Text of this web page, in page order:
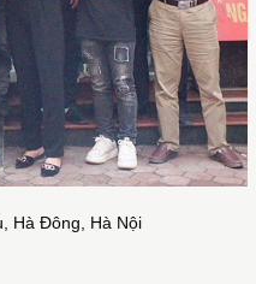
Hà Đông, Hà Nội